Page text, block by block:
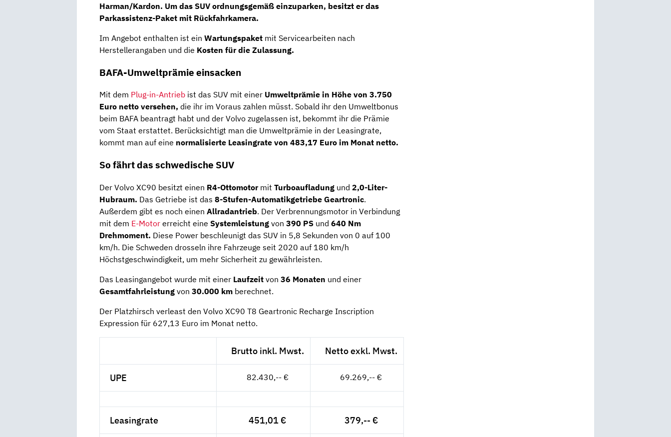
Harman/Kardon. Um das SUV ordnungsgemäß einzuparken, besitzt er das
Parkassistenz-Paket mit Rückfahrkamera.
Im Angebot enthalten ist ein Wartungspaket mit Servicearbeiten nach
Herstellerangaben und die Kosten für die Zulassung.
BAFA-Umweltprämie einsacken
Mit dem Plug-in-Antrieb ist das SUV mit einer Umweltprämie in Höhe von 3.750
Euro netto versehen, die ihr im Voraus zahlen müsst. Sobald ihr den Umweltbonus
beim BAFA beantragt habt und der Volvo zugelassen ist, bekommt ihr die Prämie
vom Staat erstattet. Berücksichtigt man die Umweltprämie in der Leasingrate,
kommt man auf eine normalisierte Leasingrate von 483,17 Euro im Monat netto.
So fährt das schwedische SUV
Der Volvo XC90 besitzt einen R4-Ottomotormit Turboaufladung und 2,0-Liter-
Hubraum. Das Getriebe ist das 8-Stufen-Automatikgetriebe Geartronic.
Außerdem gibt es noch einen Allradantrieb. Der Verbrennungsmotor in Verbindung
mit dem E-Motor erreicht eine Systemleistung von 390 PS und 640 Nm
Drehmoment. Diese Power beschleunigt das SUV in 5,8 Sekunden von 0 auf 100
km/h. Die Schweden drosseln ihre Fahrzeuge seit 2020 auf 180 km/h
Höchstgeschwindigkeit, um mehr Sicherheit zu gewährleisten.
Das Leasingangebot wurde mit einer Laufzeit von 36 Monaten und einer
Gesamtfahrleistung von 30.000 km berechnet.
Der Platzhirsch verleast den Volvo XC90 T8 Geartronic Recharge Inscription
Expression für 627,13 Euro im Monat netto.
Brutto inkl. Mwst. Netto exkl. Mwst.
UPE 82.430,-- € 69.269,-- €
Leasingrate 451,01 € 379,-- €